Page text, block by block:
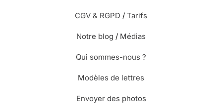
CGV & RGPD / Tarifs
Notre blog / Médias
Qui sommes-nous ?
Modèles de lettres
Envoyer des photos